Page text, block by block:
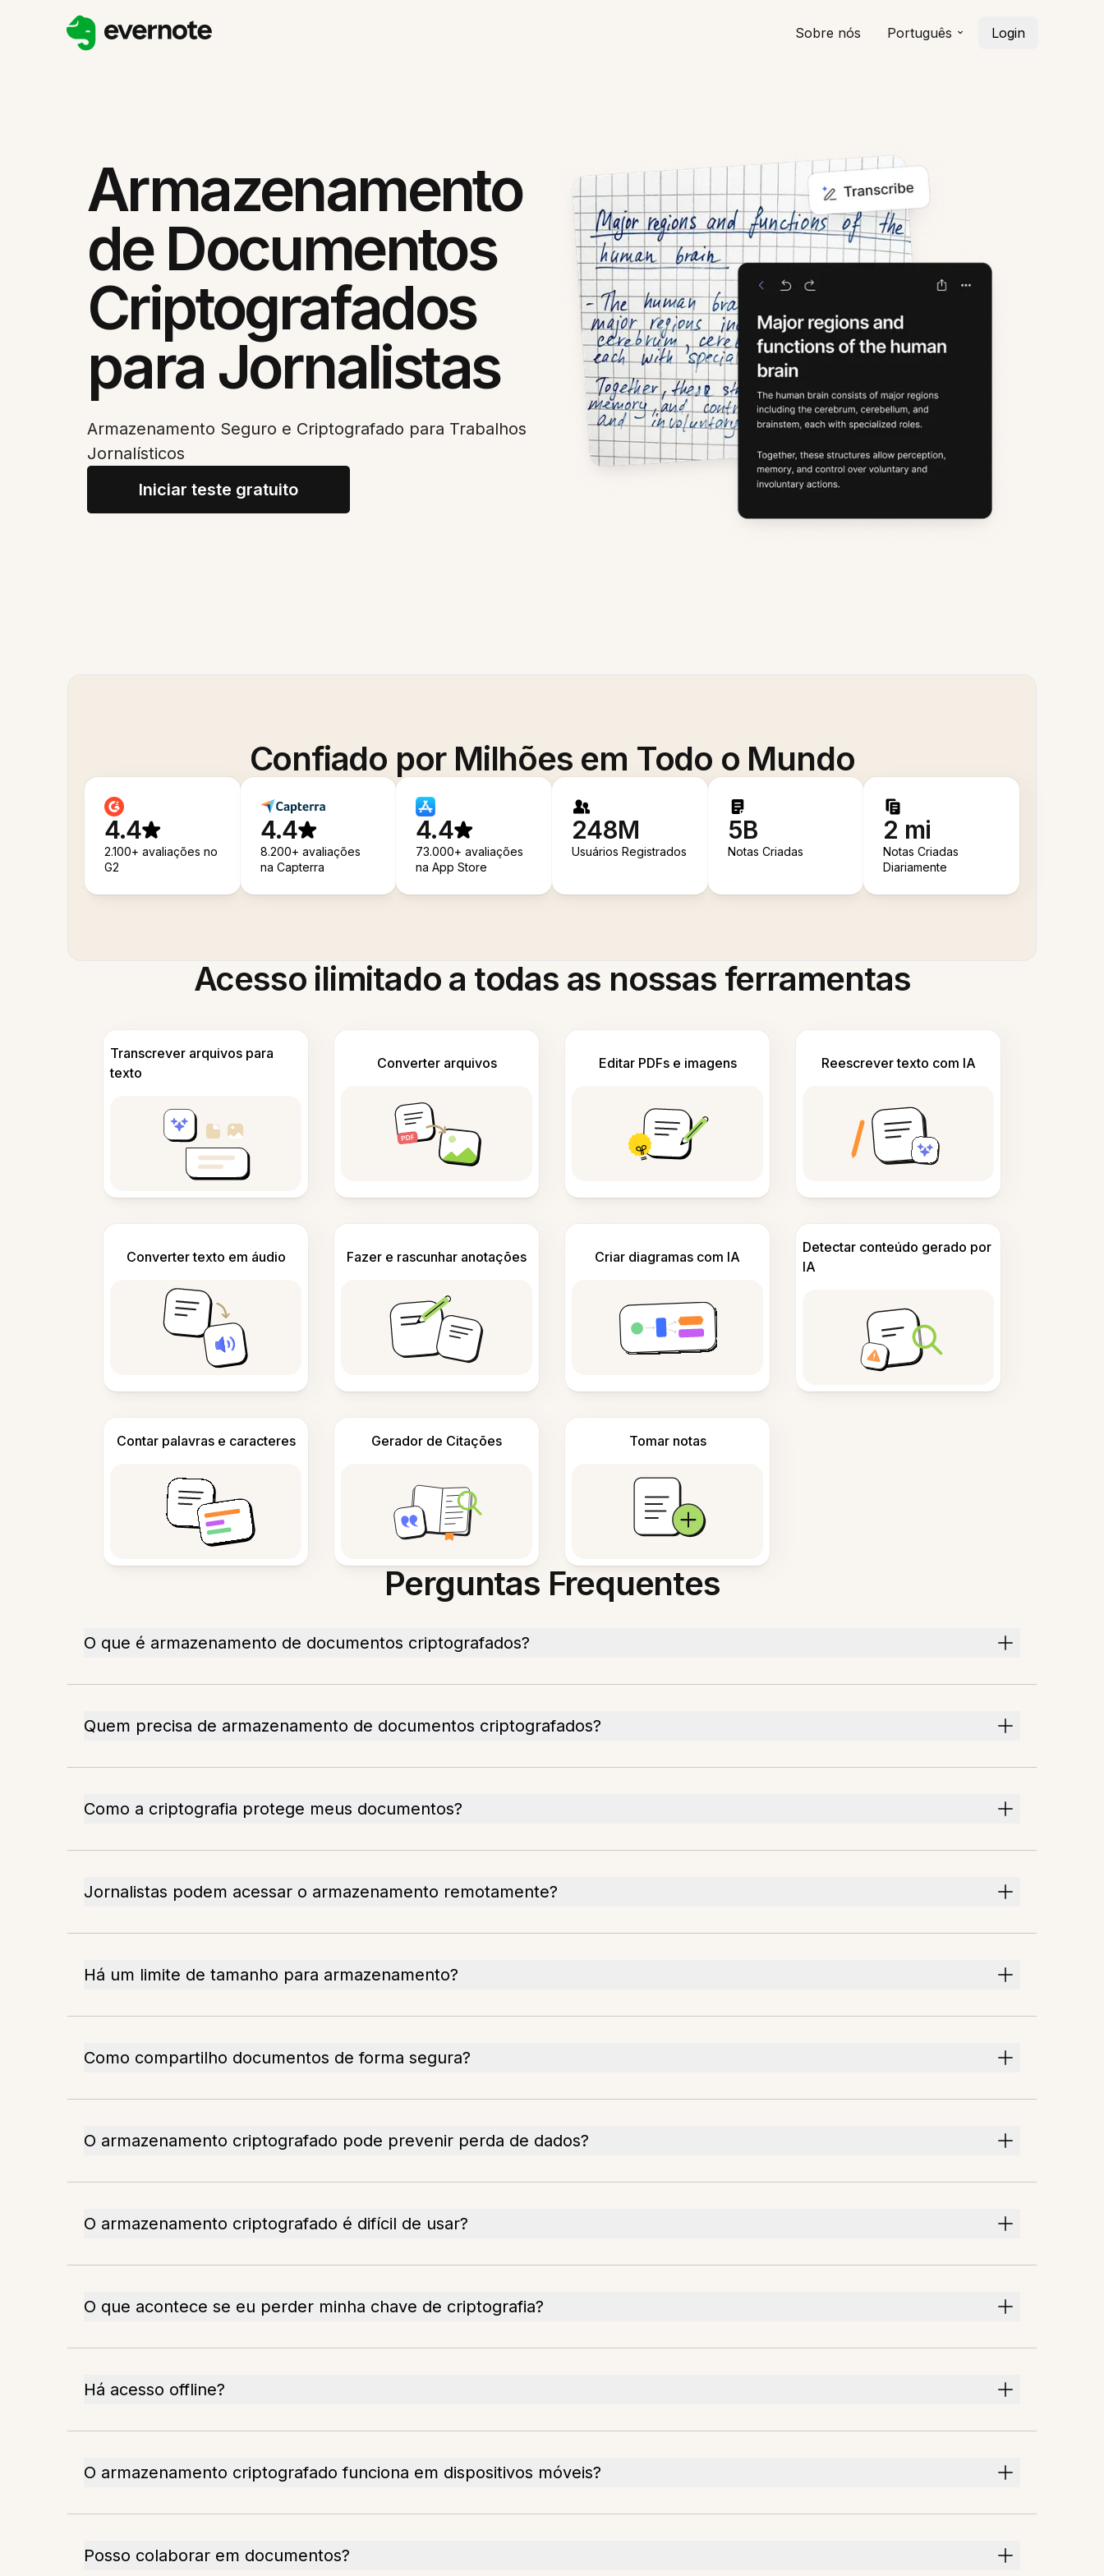
Sobre nós Português Login
Armazenamento
de Documentos
Criptografados
para Jornalistas
Armazenamento Seguro e Criptografado para Trabalhos
Jornalísticos
Iniciar teste gratuito
Confiado por Milhões em Todo o Mundo
4.4
2.100+ avaliações no
G2
4.4
8.200+ avaliações
na Capterra
4.4
73.000+ avaliações
na App Store
248M
Usuários Registrados
5B
Notas Criadas
2 mi
Notas Criadas
Diariamente
Acesso ilimitado a todas as nossas ferramentas
Transcrever arquivos para
texto
Converter arquivos Editar PDFs e imagens Reescrever texto com IA
Converter texto em áudio Fazer e rascunhar anotações Criar diagramas com IA
Detectar conteúdo gerado por
IA
Contar palavras e caracteres Gerador de Citações Tomar notas
Perguntas Frequentes
O que é armazenamento de documentos criptografados?
Quem precisa de armazenamento de documentos criptografados?
Como a criptografia protege meus documentos?
Jornalistas podem acessar o armazenamento remotamente?
Há um limite de tamanho para armazenamento?
Como compartilho documentos de forma segura?
O armazenamento criptografado pode prevenir perda de dados?
O armazenamento criptografado é difícil de usar?
O que acontece se eu perder minha chave de criptografia?
Há acesso offline?
O armazenamento criptografado funciona em dispositivos móveis?
Posso colaborar em documentos?